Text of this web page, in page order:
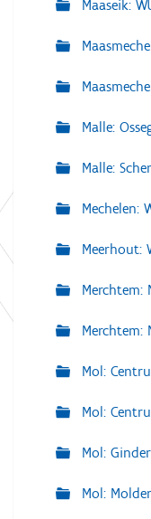
Maaseik:
Malle:
Malle:
Mechelen:
Meerhout:
Merchtem:
Merchtem:
Mol:
Mol:
Mol:
Mol: